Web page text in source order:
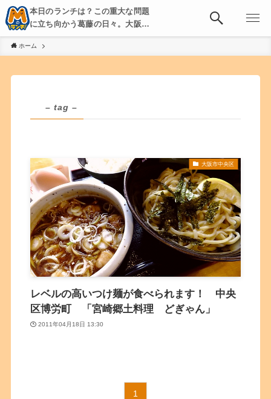
本日のランチは？この重大な問題
に立ち向かう葛藤の日々。大阪・
京都・神戸を中心とした食べ歩
き、飲み歩きを綴る。
ホーム
– tag –
大阪市中央区
レベルの高いつけ麺が食べられます！ 中央
区博労町 「宮崎郷土料理 どぎゃん」
2011年04月18日 13:30
1